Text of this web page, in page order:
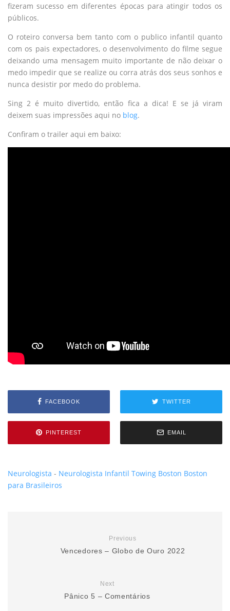
fizeram sucesso em diferentes épocas para atingir todos os
públicos.
O roteiro conversa bem tanto com o publico infantil quanto
com os pais expectadores, o desenvolvimento do filme segue
deixando uma mensagem muito importante de não deixar o
medo impedir que se realize ou corra atrás dos seus sonhos e
nunca desistir por medo do problema.
Sing 2 é muito divertido, então fica a dica! E se já viram
deixem suas impressões aqui no blog.
Confiram o trailer aqui em baixo:
FACEBOOK TWITTER
PINTEREST EMAIL
Neurologista - Neurologista Infantil Towing Boston Boston
para Brasileiros
Previous
Vencedores – Globo de Ouro 2022
Next
Pânico 5 – Comentários